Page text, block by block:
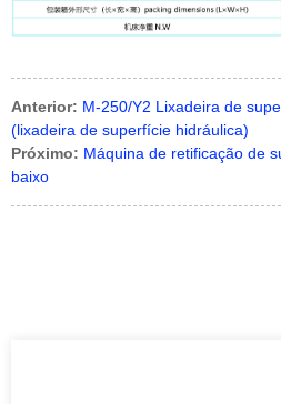
Anterior: M-250/Y2 Lixadeira de
(lixadeira de superfície hidráulica)
Próximo: Máquina de retificação de
baixo